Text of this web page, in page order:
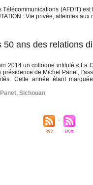
Télécommunications (AFDIT)
: Vie privée, atteintes aux
ans des relations
2014 un colloque intitulé « La
de Michel Panet,
Cette année étant
, Sichouan